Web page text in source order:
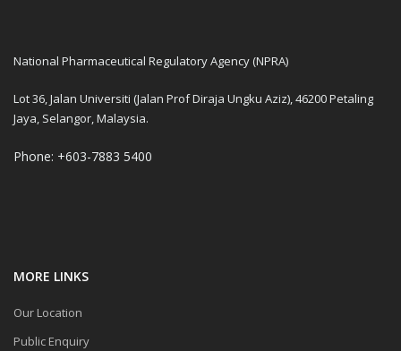
National Pharmaceutical Regulatory Agency (NPRA)
Lot 36, Jalan Universiti (Jalan Prof Diraja Ungku Aziz), 46200 Petaling
Jaya, Selangor, Malaysia.
Phone: +603-7883 5400
MORE LINKS
Our Location
Public Enquiry